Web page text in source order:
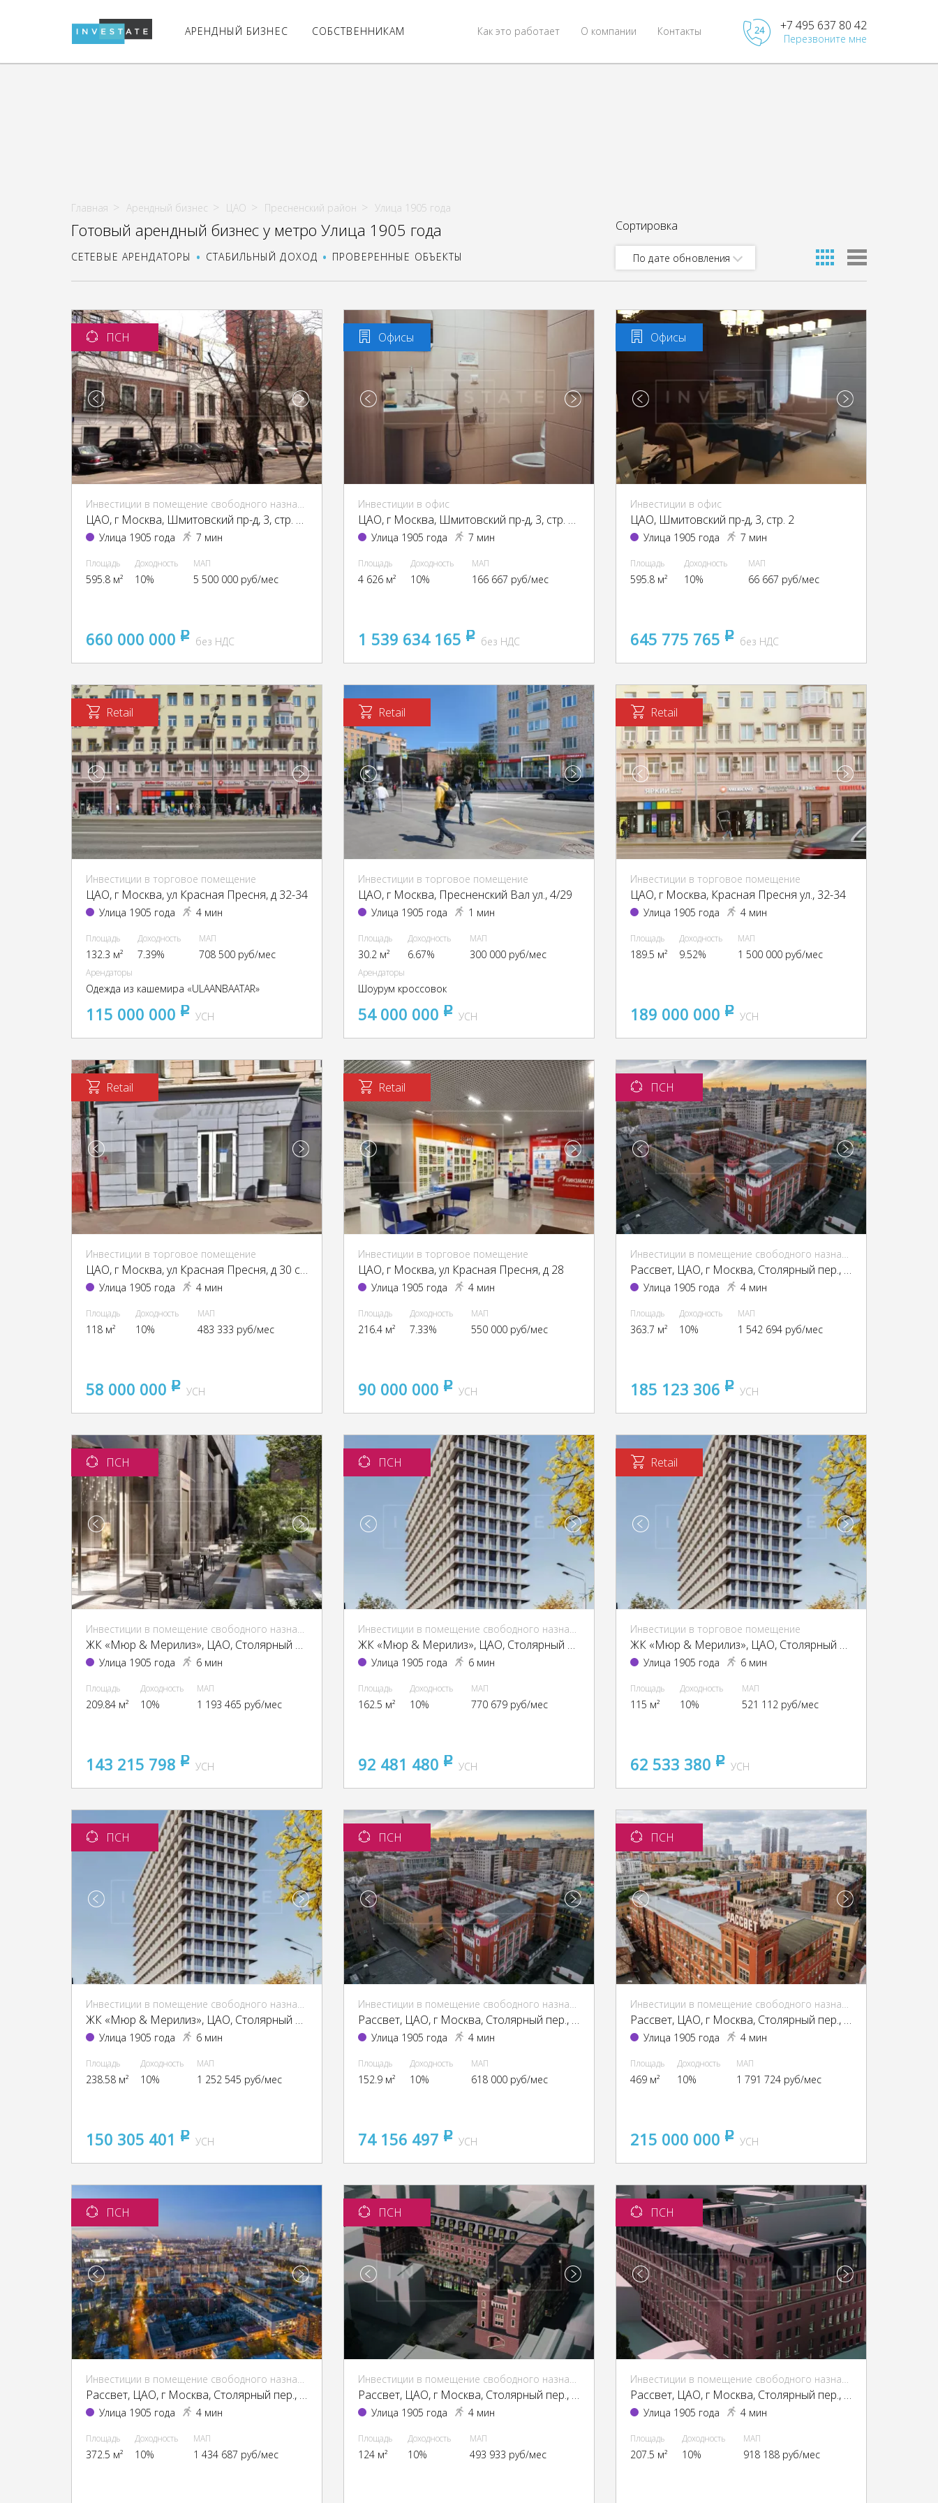
АРЕНДНЫЙ БИЗНЕС СОБСТВЕННИКАМ Контакты
О компании
Как это работает +7 495 637 80 42
Перезвоните мне
Главная Арендный бизнес ЦАО Пресненский район Улица 1905 года
Готовый арендный бизнес у метро Улица 1905 года
СЕТЕВЫЕ АРЕНДАТОРЫ СТАБИЛЬНЫЙ ДОХОД ПРОВЕРЕННЫЕ ОБЪЕКТЫ
Сортировка
По дате обновления
ПСН
Инвестиции в помещение свободного назначения (ПСН)
ЦАО, г Москва, Шмитовский пр-д, 3, стр. 1, 3
Улица 1905 года 7 мин
Площадь
595.8 м²
Доходность
10%
МАП
5 500 000 руб/мес
660 000 000 pуббез НДС
Офисы
Инвестиции в офис
ЦАО, г Москва, Шмитовский пр-д, 3, стр. 1, 3
Улица 1905 года 7 мин
Площадь
4 626 м²
Доходность
10%
МАП
166 667 руб/мес
1 539 634 165 pуббез НДС
Офисы
Инвестиции в офис
ЦАО, Шмитовский пр-д, 3, стр. 2
Улица 1905 года 7 мин
Площадь
595.8 м²
Доходность
10%
МАП
66 667 руб/мес
645 775 765 pуббез НДС
Retail
Инвестиции в торговое помещение
ЦАО, г Москва, ул Красная Пресня, д 32-34
Улица 1905 года 4 мин
Площадь
132.3 м²
Доходность
7.39%
МАП
708 500 руб/мес
Арендаторы
Одежда из кашемира «ULAANBAATAR»
115 000 000 pуб
УСН
Retail
Инвестиции в торговое помещение
ЦАО, г Москва, Пресненский Вал ул., 4/29
Улица 1905 года 1 мин
Площадь
30.2 м²
Доходность
6.67%
МАП
300 000 руб/мес
Арендаторы
Шоурум кроссовок
54 000 000 pуб
УСН
Retail
Инвестиции в торговое помещение
ЦАО, г Москва, Красная Пресня ул., 32-34
Улица 1905 года 4 мин
Площадь
189.5 м²
Доходность
9.52%
МАП
1 500 000 руб/мес
189 000 000 pуб
УСН
Retail
Инвестиции в торговое помещение
ЦАО, г Москва, ул Красная Пресня, д 30 стр 1
Улица 1905 года 4 мин
Площадь
118 м²
Доходность
10%
МАП
483 333 руб/мес
58 000 000 pуб
УСН
Retail
Инвестиции в торговое помещение
ЦАО, г Москва, ул Красная Пресня, д 28
Улица 1905 года 4 мин
Площадь
216.4 м²
Доходность
7.33%
МАП
550 000 руб/мес
90 000 000 pуб
УСН
ПСН
Инвестиции в помещение свободного назначения (ПСН)
Рассвет, ЦАО, г Москва, Столярный пер., 3, кор. 1-13, 15
Улица 1905 года 4 мин
Площадь
363.7 м²
Доходность
10%
МАП
1 542 694 руб/мес
185 123 306 pуб
УСН
ПСН
Инвестиции в помещение свободного назначения (ПСН)
ЖК «Мюр & Мерилиз», ЦАО, Столярный пер., 3, кор. 6
Улица 1905 года 6 мин
Площадь
209.84 м²
Доходность
10%
МАП
1 193 465 руб/мес
143 215 798 pуб
УСН
ПСН
Инвестиции в помещение свободного назначения (ПСН)
ЖК «Мюр & Мерилиз», ЦАО, Столярный пер., 3, кор. 6
Улица 1905 года 6 мин
Площадь
162.5 м²
Доходность
10%
МАП
770 679 руб/мес
92 481 480 pуб
УСН
Retail
Инвестиции в торговое помещение
ЖК «Мюр & Мерилиз», ЦАО, Столярный пер., 3, кор. 6
Улица 1905 года 6 мин
Площадь
115 м²
Доходность
10%
МАП
521 112 руб/мес
62 533 380 pуб
УСН
ПСН
Инвестиции в помещение свободного назначения (ПСН)
ЖК «Мюр & Мерилиз», ЦАО, Столярный пер., 3, кор. 6
Улица 1905 года 6 мин
Площадь
238.58 м²
Доходность
10%
МАП
1 252 545 руб/мес
150 305 401 pуб
УСН
ПСН
Инвестиции в помещение свободного назначения (ПСН)
Рассвет, ЦАО, г Москва, Столярный пер., 3, кор. 1-13, 15
Улица 1905 года 4 мин
Площадь
152.9 м²
Доходность
10%
МАП
618 000 руб/мес
74 156 497 pуб
УСН
ПСН
Инвестиции в помещение свободного назначения (ПСН)
Рассвет, ЦАО, г Москва, Столярный пер., 3, кор. 1-13, 15
Улица 1905 года 4 мин
Площадь
469 м²
Доходность
10%
МАП
1 791 724 руб/мес
215 000 000 pуб
УСН
ПСН
Инвестиции в помещение свободного назначения (ПСН)
Рассвет, ЦАО, г Москва, Столярный пер., 3, кор. 1-13, 15
Улица 1905 года 4 мин
Площадь
372.5 м²
Доходность
10%
МАП
1 434 687 руб/мес
ПСН
Инвестиции в помещение свободного назначения (ПСН)
Рассвет, ЦАО, г Москва, Столярный пер., 3, кор. 1-13, 15
Улица 1905 года 4 мин
Площадь
124 м²
Доходность
10%
МАП
493 933 руб/мес
ПСН
Инвестиции в помещение свободного назначения (ПСН)
Рассвет, ЦАО, г Москва, Столярный пер., 3, кор. 1-13, 15
Улица 1905 года 4 мин
Площадь
207.5 м²
Доходность
10%
МАП
918 188 руб/мес